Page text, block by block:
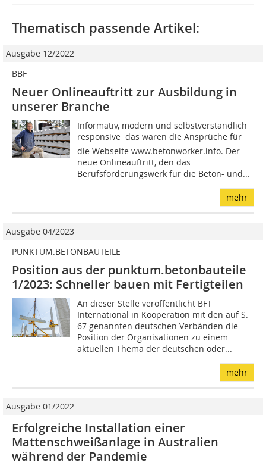
Thematisch passende Artikel:
Ausgabe 12/2022
BBF
Neuer Onlineauftritt zur Ausbildung in
unserer Branche
Informativ, modern und selbstverständlich
responsive  das waren die Ansprüche für
die Webseite www.betonworker.info. Der
neue Onlineauftritt, den das
Berufsförderungswerk für die Beton- und...
mehr
Ausgabe 04/2023
PUNKTUM.BETONBAUTEILE
Position aus der punktum.betonbauteile
1/2023: Schneller bauen mit Fertigteilen
An dieser Stelle veröffentlicht BFT
International in Kooperation mit den auf S.
67 genannten deutschen Verbänden die
Position der Organisationen zu einem
aktuellen Thema der deutschen oder...
mehr
Ausgabe 01/2022
Erfolgreiche Installation einer
Mattenschweißanlage in Australien
während der Pandemie